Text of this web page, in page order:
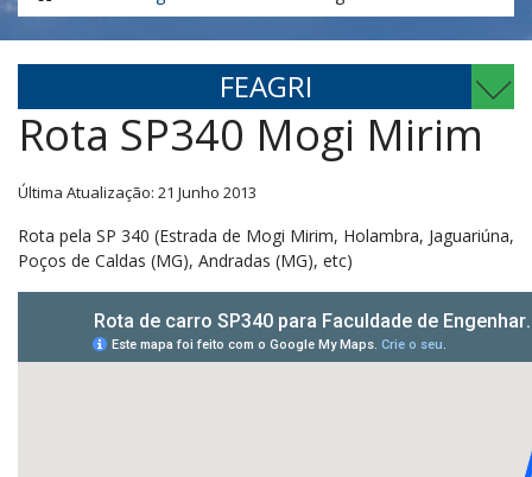
FEAGRI
Rota SP340 Mogi Mirim
Última Atualização: 21 Junho 2013
Rota pela SP 340 (Estrada de Mogi Mirim, Holambra, Jaguariúna,
Poços de Caldas (MG), Andradas (MG), etc)